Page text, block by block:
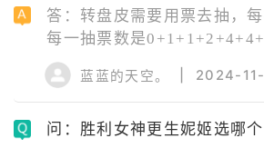
答：转盘皮需要用票去抽，
每一抽票数是
是可以免费抽一次，一共36
内统计论，九成以上是保底
抽不可能获得皮肤 6票约10
刀，美服节点直冲挂钩汇率，
蓝蓝的天空。 2024-
问：胜利女神更生妮姬选哪个